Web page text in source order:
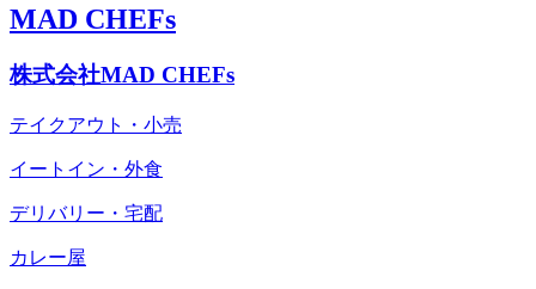
MAD CHEFs
株式会社MAD CHEFs
テイクアウト・小売
イートイン・外食
デリバリー・宅配
カレー屋